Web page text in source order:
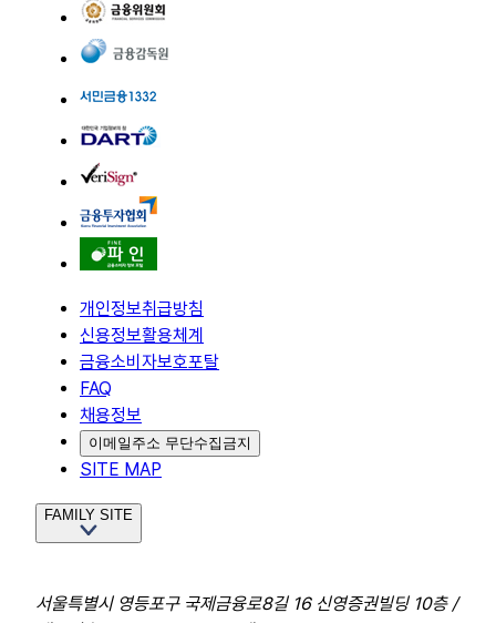
개인정보취급방침
신용정보활용체계
금융소비자보호포탈
FAQ
채용정보
이메일주소 무단수집금지
SITE MAP
FAMILY SITE
서울특별시 영등포구 국제금융로8길 16 신영증권빌딩 10층 /